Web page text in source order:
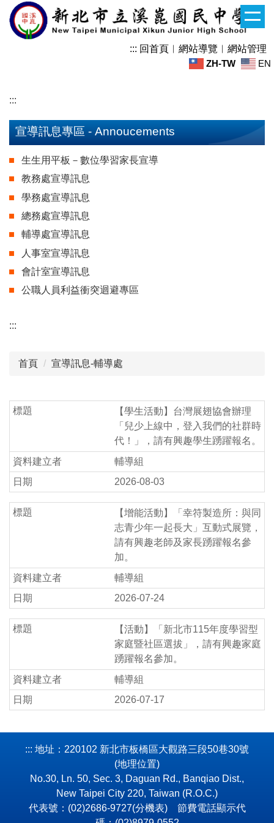
跳
到
區
::: 回首頁 ︱ 網站導覽 ︱ 網站管理
ZH-TW
EN
:::
宣導訊息專區 - Annoucements
生生用平板－數位學習家長宣導
教務處宣導訊息
學務處宣導訊息
總務處宣導訊息
輔導處宣導訊息
人事室宣導訊息
會計室宣導訊息
公職人員利益衝突迴避專區
:::
首頁 宣導訊息-輔導處
【學生活動】台灣展翅協會辦理
「兒少上線中，登入我們的社群時
代！」，請有興趣學生踴躍報名。
輔導組
2026-08-03
【增能活動】「幸符製造所：與同
志青少年一起長大」互動式展覽，
請有興趣老師及家長踴躍報名參
加。
輔導組
2026-07-24
【活動】「新北市115年度學習型
家庭暨社區選拔」，請有興趣家庭
踴躍報名參加。
輔導組
2026-07-17
::: 地址：220102 新北市板橋區大觀路三段50巷30號
(地理位置)
No.30, Ln. 50, Sec. 3, Daguan Rd., Banqiao Dist.,
New Taipei City 220, Taiwan (R.O.C.)
代表號：(02)2686-9727(分機表) 節費電話顯示代